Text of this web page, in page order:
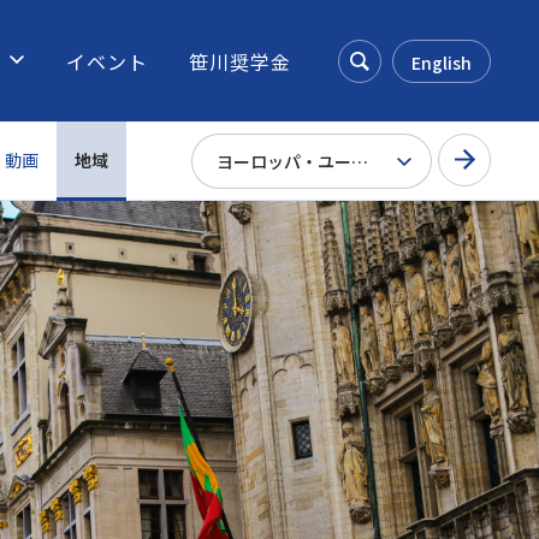
English
イベント 笹川奨学金
動画 地域 ヨーロッパ・ユーラシア